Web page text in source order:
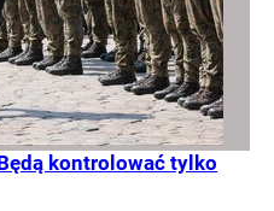
kontrolować tylko